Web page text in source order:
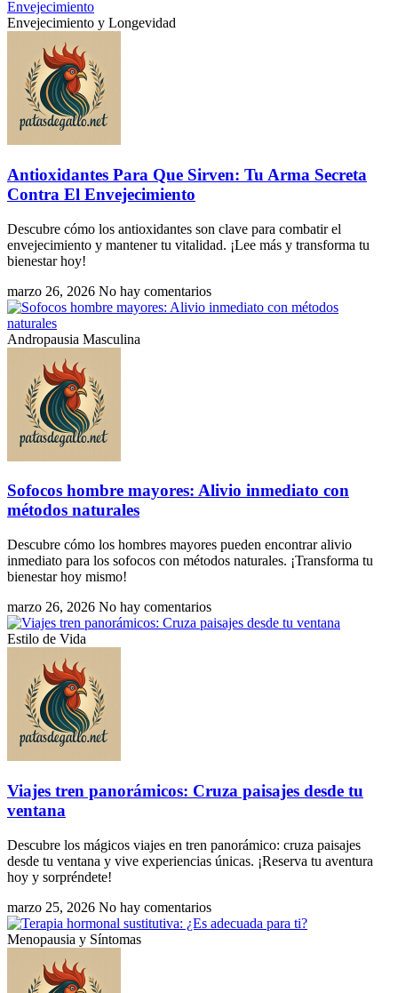
Envejecimiento y Longevidad
Antioxidantes Para Que Sirven: Tu Arma Secreta
Contra El Envejecimiento
Descubre cómo los antioxidantes son clave para combatir el
envejecimiento y mantener tu vitalidad. ¡Lee más y transforma tu
bienestar hoy!
marzo 26, 2026 No hay comentarios
Andropausia Masculina
Sofocos hombre mayores: Alivio inmediato con
métodos naturales
Descubre cómo los hombres mayores pueden encontrar alivio
inmediato para los sofocos con métodos naturales. ¡Transforma tu
bienestar hoy mismo!
marzo 26, 2026 No hay comentarios
Estilo de Vida
Viajes tren panorámicos: Cruza paisajes desde tu
ventana
Descubre los mágicos viajes en tren panorámico: cruza paisajes
desde tu ventana y vive experiencias únicas. ¡Reserva tu aventura
hoy y sorpréndete!
marzo 25, 2026 No hay comentarios
Menopausia y Síntomas